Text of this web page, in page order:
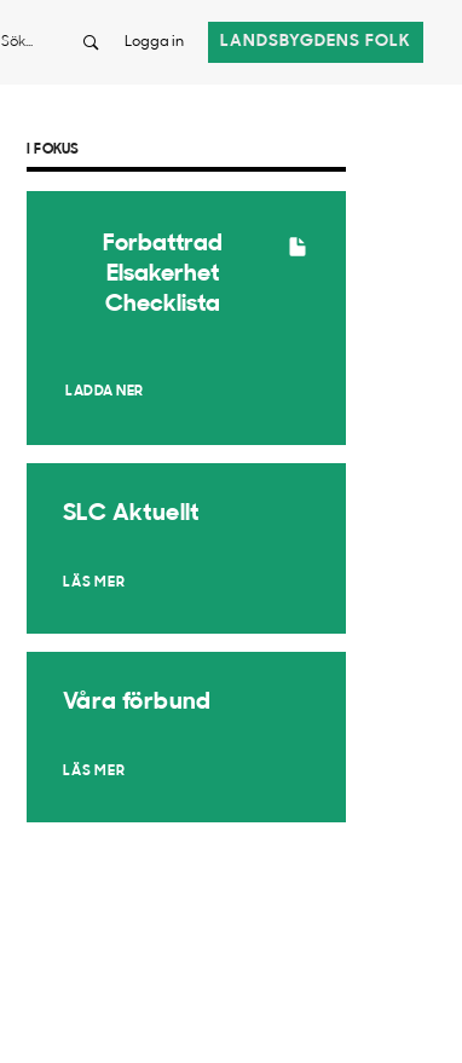
Sök Logga in LANDSBYGDENS FOLK
I FOKUS
Forbattrad
Elsakerhet
Checklista
LADDA NER
SLC Aktuellt
LÄS MER
Våra förbund
LÄS MER